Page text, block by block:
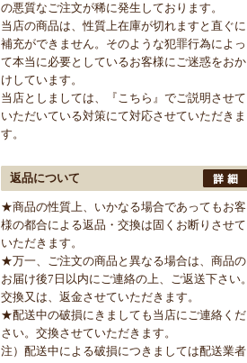
の悪質なご注文が稀に発生しております。
当店の商品は、性質上在庫が切れますと直ぐに
補充ができません。そのような犯罪行為によっ
て本当に必要としているお客様にご迷惑をおか
けしています。
当店としましては、
『こちら』 でご説明させて
いただいている対策にて対応させていただきま
す。
返品について
★商品の性質上、いかなる場合であってもお客
様の都合による返品・交換は固くお断りさせて
いただきます。
★万一、ご注文の商品と異なる場合は、商品の
お届け後7日以内にご連絡の上、ご返送下さい。
交換又は、返金させていただきます。
★配送中の破損にきましても当店にご連絡くだ
さい。交換させていただきます。
注）配送中による破損につきましては配送業者